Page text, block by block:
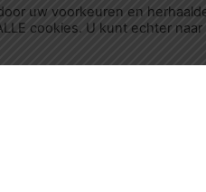
uw voorkeuren en
cookies. U kunt echter